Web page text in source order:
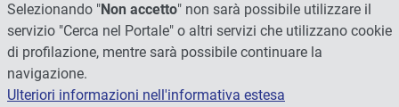
Selezionando "Non accetto" non sarà possibile utilizzare il
servizio "Cerca nel Portale" o altri servizi che utilizzano cookie
di profilazione, mentre sarà possibile continuare la
navigazione.
Ulteriori informazioni nell'informativa estesa